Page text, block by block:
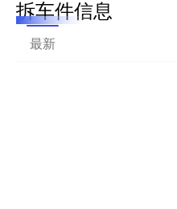
拆车件信息
最新